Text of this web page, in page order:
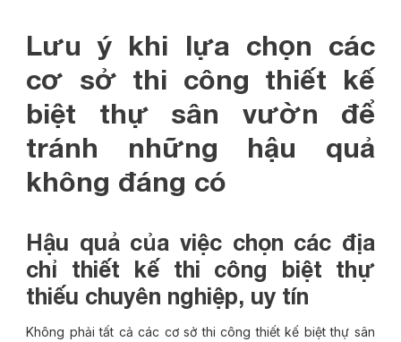
Lưu ý khi lựa chọn các
cơ sở thi công thiết kế
biệt thự sân vườn để
tránh những hậu quả
không đáng có
Hậu quả của việc chọn các địa
chỉ thiết kế thi công biệt thự
thiếu chuyên nghiệp, uy tín
Không phải tất cả các cơ sở thi công thiết kế biệt thự sân